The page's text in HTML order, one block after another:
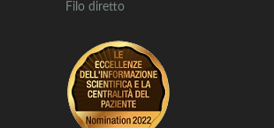
Filo diretto